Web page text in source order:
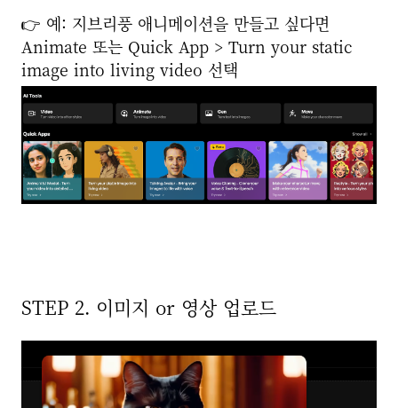
👉 예: 지브리풍 애니메이션을 만들고 싶다면
Animate 또는 Quick App > Turn your static
image into living video 선택
STEP 2. 이미지 or 영상 업로드